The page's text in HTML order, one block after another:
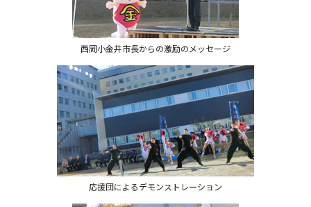
西岡小金井市長からの激励のメッセージ
応援団によるデモンストレーション